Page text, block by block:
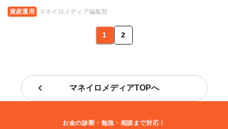
資産運用 マネイロメディア編集部
1 2
マネイロメディアTOPへ
お金の診断・勉強・相談まで対応！